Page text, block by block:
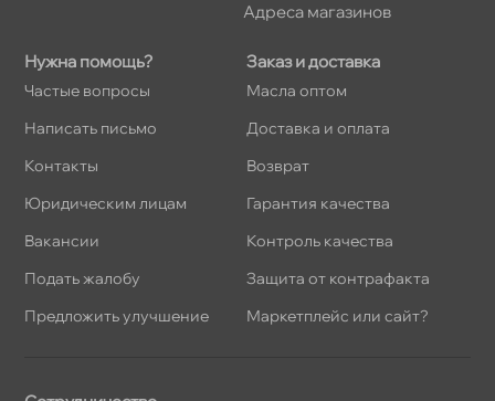
Нужна помощь?
Частые вопросы
Написать письмо
Контакты
Юридическим лицам
акансии
Подать жалобу
Предложить улучшение
Заказ и доставка
Масла оптом
Доставка и оплата
озврат
Гарантия качества
Контроль качества
Защита от контрафакта
Маркетплейс или сайт?
Адреса магазино